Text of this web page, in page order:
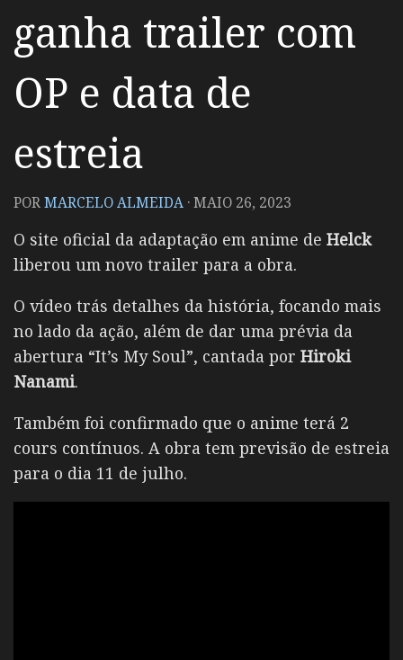
ganha trailer com
OP e data de
estreia
PORMARCELO ALMEIDA ·MAIO 26, 2023
O site oficial da adaptação em anime de Helck
liberou um novo trailer para a obra.
O vídeo trás detalhes da história, focando mais
no lado da ação, além de dar uma prévia da
abertura “It’s My Soul”, cantada por Hiroki
Nanami.
Também foi confirmado que o anime terá 2
cours contínuos. A obra tem previsão de estreia
para o dia 11 de julho.